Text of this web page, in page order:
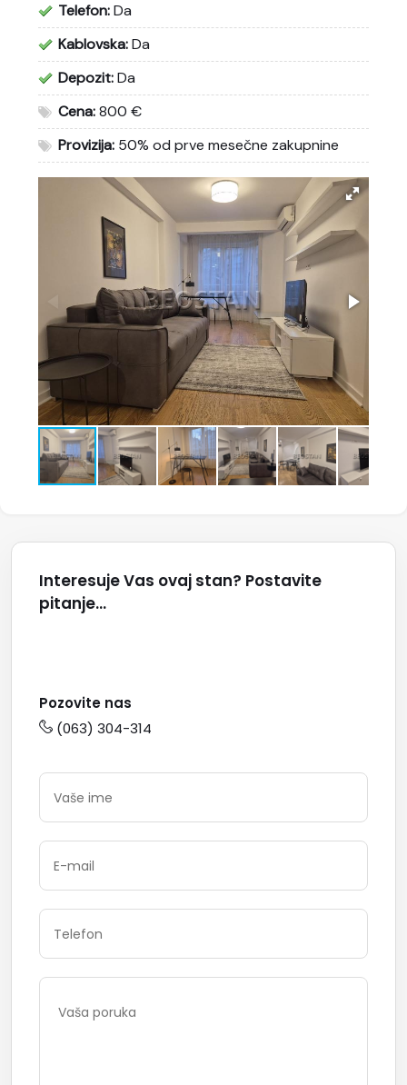
Telefon:Da
Kablovska:Da
Depozit:Da
Cena:800 €
Provizija: 50% od prve mesečne zakupnine
Interesuje Vas ovaj stan? Postavite
pitanje...
Pozovite nas
(063) 304-314